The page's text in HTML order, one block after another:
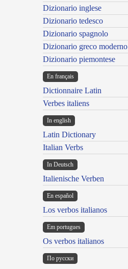
Dizionario inglese
Dizionario tedesco
Dizionario spagnolo
Dizionario greco moderno
Dizionario piemontese
En français
Dictionnaire Latin
Verbes italiens
In english
Latin Dictionary
Italian Verbs
In Deutsch
Italienische Verben
En español
Los verbos italianos
Em portugues
Os verbos italianos
По русски